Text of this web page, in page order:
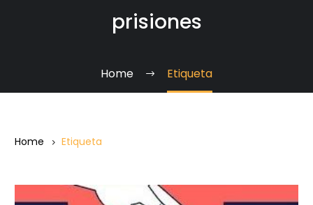
prisiones
Home Etiqueta
Home Etiqueta